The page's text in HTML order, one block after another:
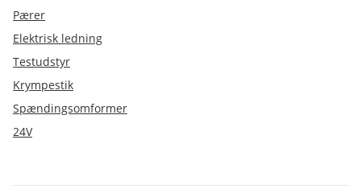
Pærer
Elektrisk ledning
Testudstyr
Krympestik
Spændingsomformer
24V